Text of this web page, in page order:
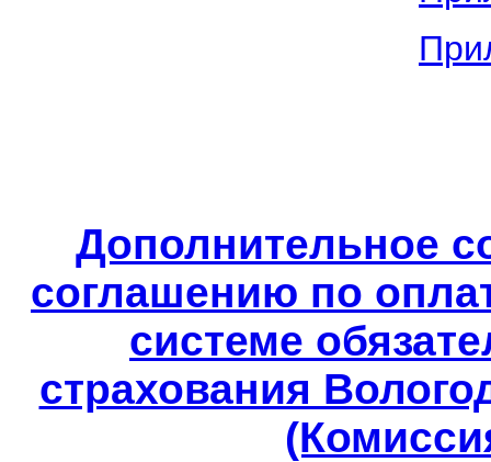
Дополнительное
соглашению по
системе
страхования